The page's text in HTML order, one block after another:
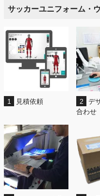
サッカーユニフォーム・
1 見積依頼 2
デ
合わせ